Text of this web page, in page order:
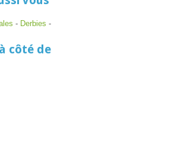
- Derbies -
côté de